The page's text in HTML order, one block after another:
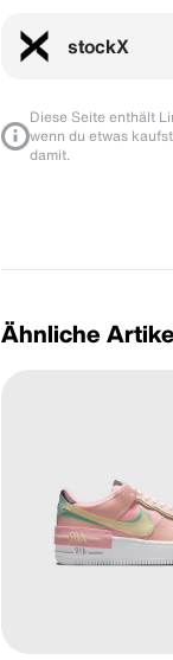
stockX
Diese Seite enthält
wenn du etwas
damit.
Ähnliche